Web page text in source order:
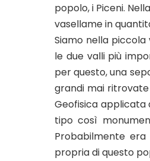
popolo, i Piceni.
vasellame in
Siamo nella piccola
le due valli più
per questo, una
grandi mai ritrovate
Geofisica applicata
tipo così
Probabilmente
propria di questo